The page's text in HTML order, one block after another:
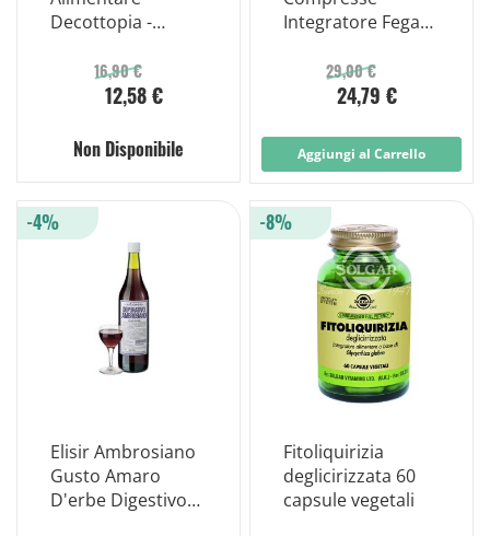
Decottopia -
Antartico 250ml
16,90 €
12,58 €
Non Disponibile
Integratore Fegato
29,00 €
24,79 €
Aggiungi al Carrello
Elisir Ambrosiano
Gusto Amaro
D'erbe Digestivo
-4%
Fitoliquirizia
deglicirizzata 60
capsule vegetali
-8%